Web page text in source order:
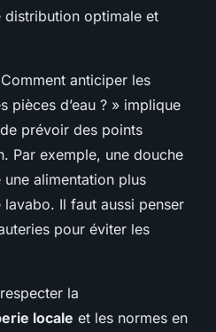
distribution optimale et
anticiper les
pièces d’eau ? » implique
prévoir des points
Par exemple, une douche
alimentation plus
lavabo. Il faut aussi penser
pour éviter les
la
locale et les normes en